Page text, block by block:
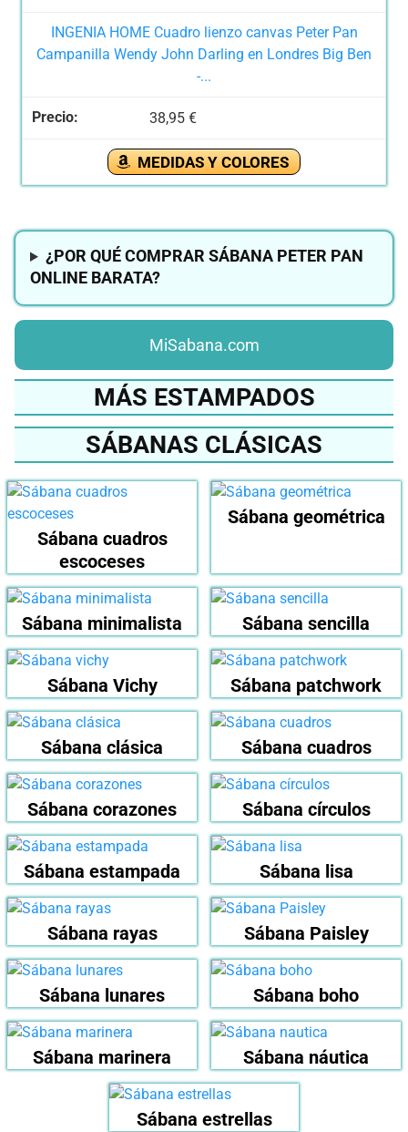
INGENIA HOME Cuadro lienzo canvas Peter Pan
Campanilla Wendy John Darling en Londres Big Ben
-...
38,95 €
MEDIDAS Y COLORES
¿POR QUÉ COMPRAR SÁBANA PETER PAN
ONLINE BARATA?
MiSabana.com
MÁS ESTAMPADOS
SÁBANAS CLÁSICAS
Sábana cuadros
escoceses
Sábana geométrica
Sábana minimalista Sábana sencilla
Sábana Vichy Sábana patchwork
Sábana clásica Sábana cuadros
Sábana corazones Sábana círculos
Sábana estampada Sábana lisa
Sábana rayas Sábana Paisley
Sábana lunares Sábana boho
Sábana marinera Sábana náutica
Sábana estrellas